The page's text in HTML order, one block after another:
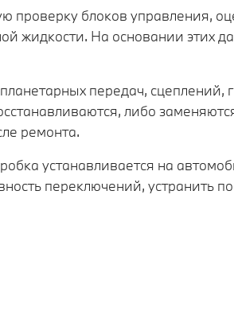
проверку блоков управления,
жидкости. На основании этих
передач, сцеплений,
либо
ремонта.
устанавливается на
переключений, устранить